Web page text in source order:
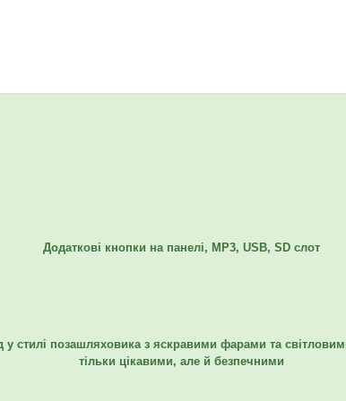
Додаткові кнопки на панелі, MР3, USB, SD слот
у стилі позашляховика з яскравими фарами та
тільки цікавими, але й безпечними